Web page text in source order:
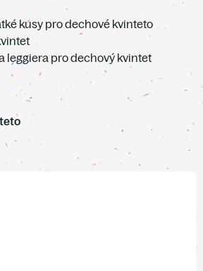
kusy pro dechové kvinteto
leggiera pro dechový kvintet